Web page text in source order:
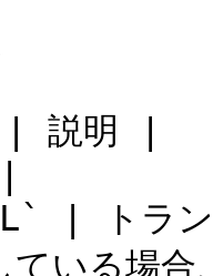
| 説明 |
| トラン
ている場